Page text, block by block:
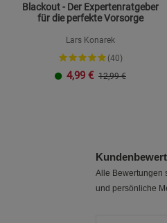
Blackout - Der Expertenratgeber
für die perfekte Vorsorge
Lars Konarek
(40)
4,99 € 12,99 €
Alle Bewertungen
und persönliche